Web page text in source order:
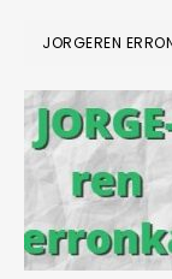
JORGEREN